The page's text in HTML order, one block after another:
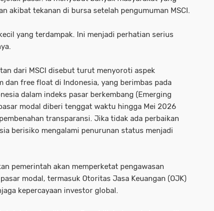
akibat tekanan di bursa setelah pengumuman MSCI.
yang terdampak. Ini menjadi perhatian serius
dari MSCI disebut turut menyoroti aspek
dan free float di Indonesia, yang berimbas pada
dalam indeks pasar berkembang (Emerging
modal diberi tenggat waktu hingga Mei 2026
transparansi. Jika tidak ada perbaikan
berisiko mengalami penurunan status menjadi
pemerintah akan memperketat pengawasan
modal, termasuk Otoritas Jasa Keuangan (OJK)
kepercayaan investor global.